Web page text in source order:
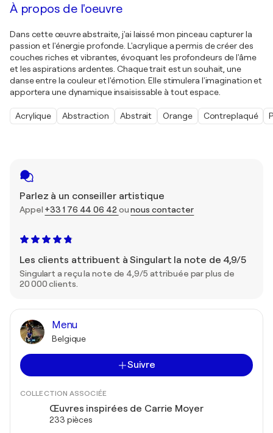
Parlez à un conseiller artistique
Appel +33 1 76 44 06 42 ounous contacter
Les clients attribuent à Singulart la note de 4,9/5
Singulart a reçu la note de 4,9/5 attribuée par plus de
20 000 clients.
Menu
Belgique
Suivre
COLLECTION ASSOCIÉE
Œuvres inspirées de Carrie Moyer
233 pièces
À propos de l'oeuvre
Dans cette œuvre abstraite, j'ai laissé mon pinceau capturer la
passion et l'énergie profonde. L'acrylique a permis de créer des
couches riches et vibrantes, évoquant les profondeurs de l'âme
et les aspirations ardentes. Chaque trait est un souhait, une
danse entre la couleur et l'émotion. Elle stimulera l'imagination et
apportera une dynamique insaisissable à tout espace.
Acrylique Abstraction Abstrait Orange Contreplaqué